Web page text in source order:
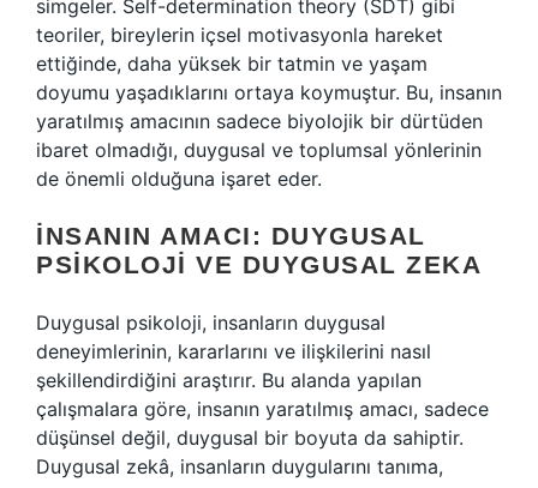
simgeler. Self-determination theory (SDT) gibi
teoriler, bireylerin içsel motivasyonla hareket
ettiğinde, daha yüksek bir tatmin ve yaşam
doyumu yaşadıklarını ortaya koymuştur. Bu, insanın
yaratılmış amacının sadece biyolojik bir dürtüden
ibaret olmadığı, duygusal ve toplumsal yönlerinin
de önemli olduğuna işaret eder.
İNSANIN AMACI: DUYGUSAL
PSIKOLOJI VE DUYGUSAL ZEKA
Duygusal psikoloji, insanların duygusal
deneyimlerinin, kararlarını ve ilişkilerini nasıl
şekillendirdiğini araştırır. Bu alanda yapılan
çalışmalara göre, insanın yaratılmış amacı, sadece
düşünsel değil, duygusal bir boyuta da sahiptir.
Duygusal zekâ, insanların duygularını tanıma,